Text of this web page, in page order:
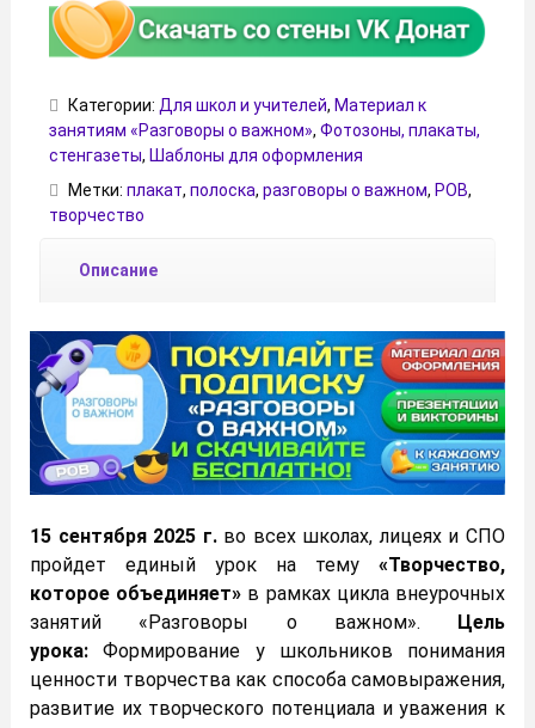
Категории: Для школ и учителей, Материал к
занятиям «Разговоры о важном», Фотозоны, плакаты,
стенгазеты, Шаблоны для оформления
Метки: плакат, полоска, разговоры о важном, РОВ,
творчество
Описание
15 сентября 2025 г.во всех школах, лицеях и СПО
пройдет единый урок на тему «Творчество,
которое объединяет» в рамках цикла внеурочных
занятий «Разговоры о важном». Цель
урока: Формирование у школьников понимания
ценности творчества как способа самовыражения,
развитие их творческого потенциала и уважения к